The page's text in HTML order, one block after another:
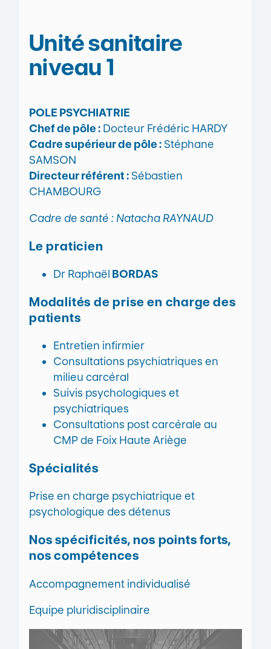
Unité sanitaire
niveau 1
POLE PSYCHIATRIE
Chef de pôle : Docteur Frédéric HARDY
Cadre supérieur de pôle :Stéphane
SAMSON
Directeur référent :Sébastien
CHAMBOURG
Cadre de santé : Natacha RAYNAUD
Le praticien
Dr Raphaël BORDAS
Modalités de prise en charge des
patients
Entretien infirmier
Consultations psychiatriques en
milieu carcéral
Suivis psychologiques et
psychiatriques
Consultations post carcérale au
CMP de Foix Haute Ariège
Spécialités
Prise en charge psychiatrique et
psychologique des détenus
Nos spécificités, nos points forts,
nos compétences
Accompagnement individualisé
Equipe pluridisciplinaire